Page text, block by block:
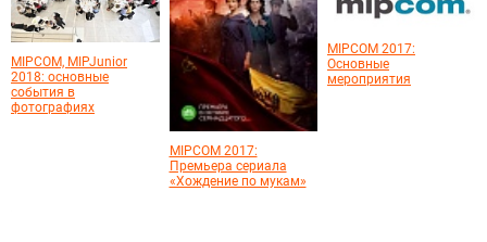
MIPCOM, MIPJunior
2018: основные
события в
фотографиях
MIPCOM 2017:
Премьера сериала
«Хождение по мукам»
MIPCOM 2017:
Основные
мероприятия